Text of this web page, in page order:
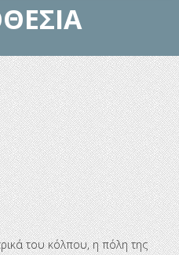
του κόλπου, η πόλη της